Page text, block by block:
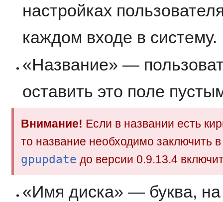
настройках
каждом входе в систему.
«Название» —
оставить это поле
Внимание! Если в названии есть
то название необходимо заключить
gpupdate до версии 0.9.13.4
«Имя диска» — буква, на